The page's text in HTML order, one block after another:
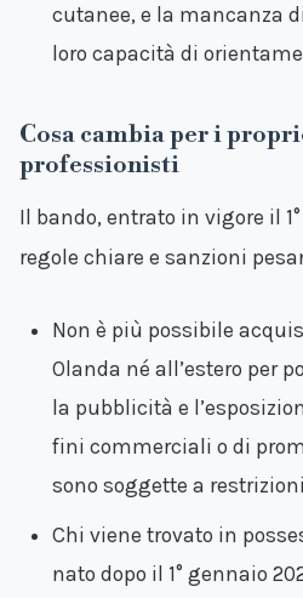
cutanee, e la mancanza
loro capacità di
Cosa cambia per i
professionisti
Il bando, entrato in vigore il
regole chiare e sanzioni
Non è più possibile
Olanda né all’estero per
la pubblicità e
fini commerciali o di
sono soggette a
Chi viene trovato in
nato dopo il 1° gennaio